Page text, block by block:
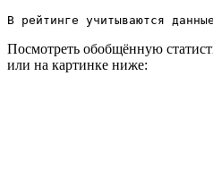
В рейтинге учитываются
Посмотреть обобщённую
или на картинке ниже: